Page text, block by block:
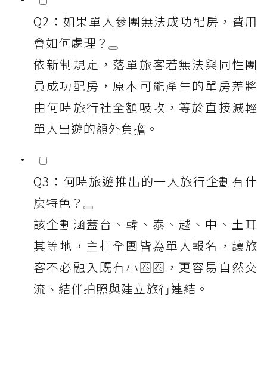
Q2：如果單人參團無法成功配房，費用
會如何處理？
依新制規定，落單旅客若無法與同性團
員成功配房，原本可能產生的單房差將
由何時旅行社全額吸收，等於直接減輕
單人出遊的額外負擔。
Q3：何時旅遊推出的一人旅行企劃有什
麼特色？
該企劃涵蓋台、韓、泰、越、中、土耳
其等地，主打全團皆為單人報名，讓旅
客不必融入既有小圈圈，更容易自然交
流、結伴拍照與建立旅行連結。